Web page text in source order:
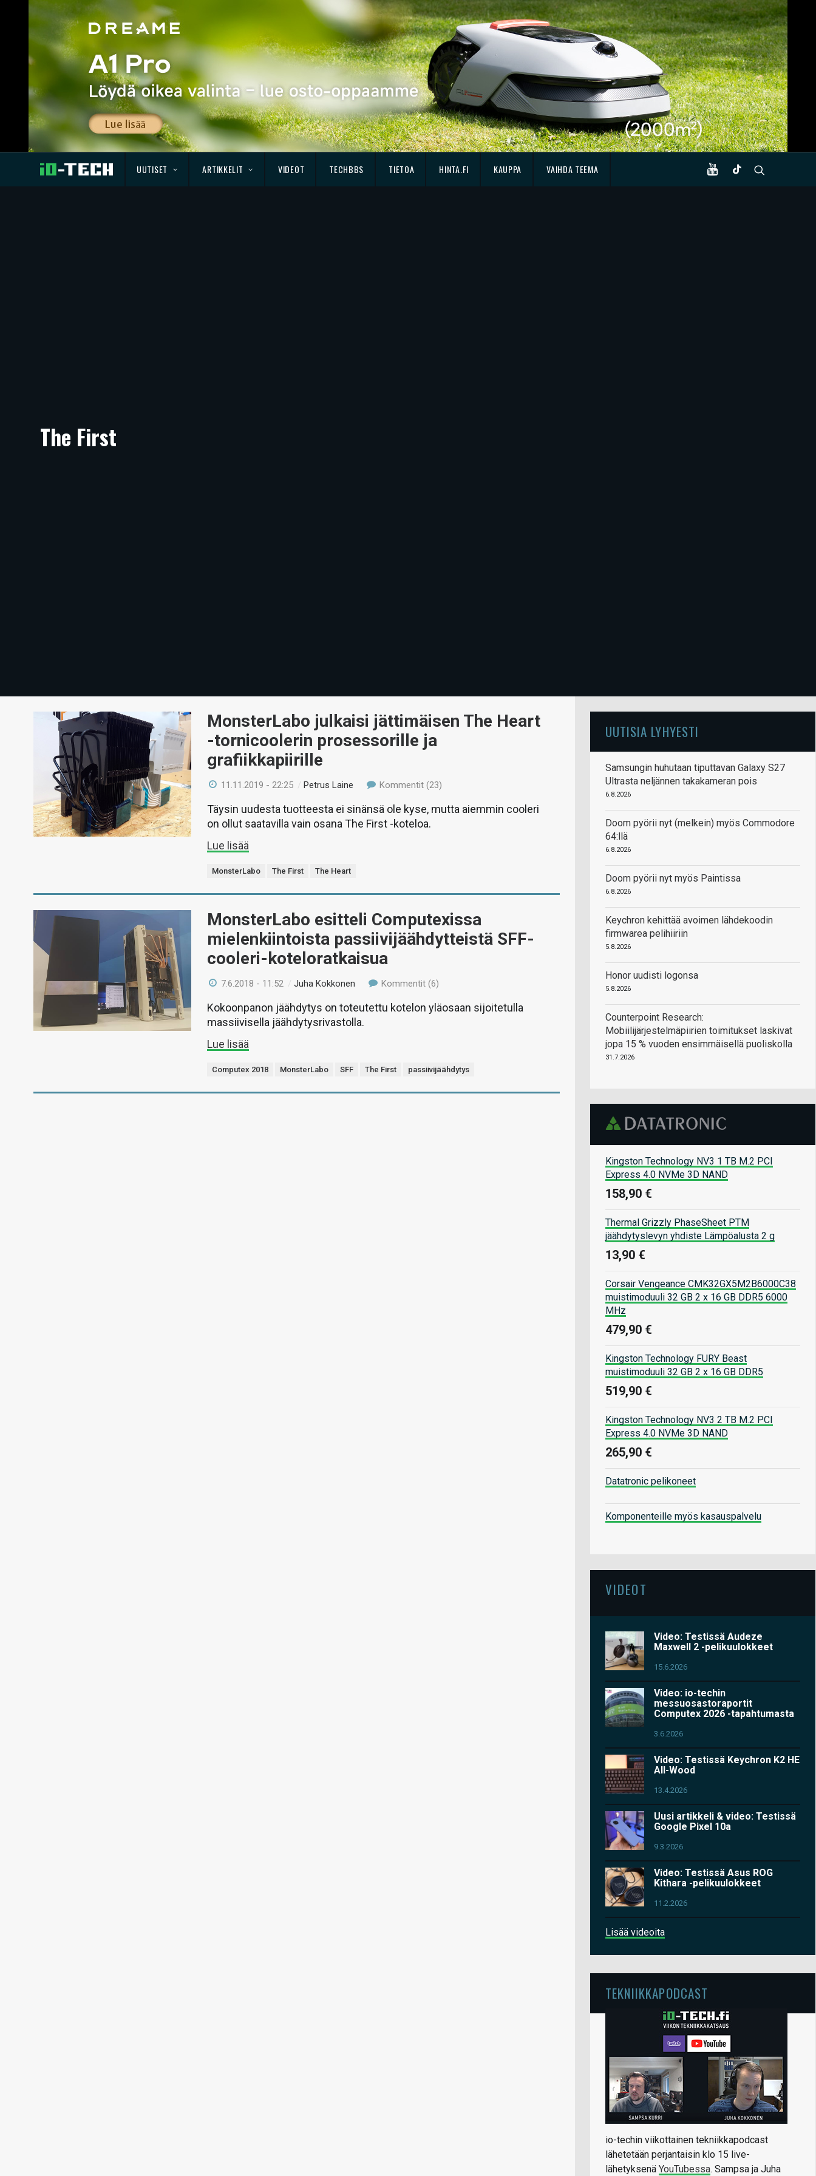
UUTISET ARTIKKELIT VIDEOT TECHBBS TIETOA HINTA.FI KAUPPA VAIHDA TEEMA
The First
MonsterLabo julkaisi jättimäisen The Heart
-tornicoolerin prosessorille ja
grafiikkapiirille
11.11.2019 - 22:25 /Petrus Laine Kommentit (23)
Täysin uudesta tuotteesta ei sinänsä ole kyse, mutta aiemmin cooleri
on ollut saatavilla vain osana The First -koteloa.
Lue lisää
MonsterLabo The First The Heart
MonsterLabo esitteli Computexissa
mielenkiintoista passiivijäähdytteistä SFF-
cooleri-koteloratkaisua
7.6.2018 - 11:52 /Juha Kokkonen Kommentit (6)
Kokoonpanon jäähdytys on toteutettu kotelon yläosaan sijoitetulla
massiivisella jäähdytysrivastolla.
Lue lisää
Computex 2018 MonsterLabo SFF The First passiivijäähdytys
UUTISIA LYHYESTI
Samsungin huhutaan tiputtavan Galaxy S27
Ultrasta neljännen takakameran pois
6.8.2026
Doom pyörii nyt (melkein) myös Commodore
64:llä
6.8.2026
Doom pyörii nyt myös Paintissa
6.8.2026
Keychron kehittää avoimen lähdekoodin
firmwarea pelihiiriin
5.8.2026
Honor uudisti logonsa
5.8.2026
Counterpoint Research:
Mobiilijärjestelmäpiirien toimitukset laskivat
jopa 15 % vuoden ensimmäisellä puoliskolla
31.7.2026
Kingston Technology NV3 1 TB M.2 PCI
Express 4.0 NVMe 3D NAND
158,90 €
Thermal Grizzly PhaseSheet PTM
jäähdytyslevyn yhdiste Lämpöalusta 2 g
13,90 €
Corsair Vengeance CMK32GX5M2B6000C38
muistimoduuli 32 GB 2 x 16 GB DDR5 6000
MHz
479,90 €
Kingston Technology FURY Beast
muistimoduuli 32 GB 2 x 16 GB DDR5
519,90 €
Kingston Technology NV3 2 TB M.2 PCI
Express 4.0 NVMe 3D NAND
265,90 €
Datatronic pelikoneet
Komponenteille myös kasauspalvelu
VIDEOT
Video: Testissä Audeze
Maxwell 2 -pelikuulokkeet
15.6.2026
Video: io-techin
messuosastoraportit
Computex 2026 -tapahtumasta
3.6.2026
Video: Testissä Keychron K2 HE
All-Wood
13.4.2026
Uusi artikkeli & video: Testissä
Google Pixel 10a
9.3.2026
Video: Testissä Asus ROG
Kithara -pelikuulokkeet
11.2.2026
Lisää videoita
TEKNIIKKAPODCAST
io-techin viikottainen tekniikkapodcast
lähetetään perjantaisin klo 15 live-
lähetyksenä YouTubessa. Sampsa ja Juha